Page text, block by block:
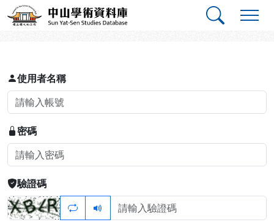
跳到主要內容
中山學術資料庫
登入
使用者名稱
密碼
驗證碼